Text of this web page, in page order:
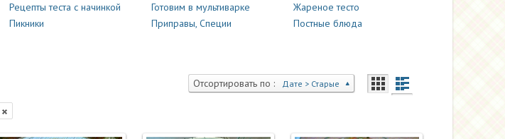
Рецепты теста с начинкой Готовим в мультиварке
Жареное тесто
Пикники Приправы, Специи
Постные блюда
Отсортировать по : Дате > Старые